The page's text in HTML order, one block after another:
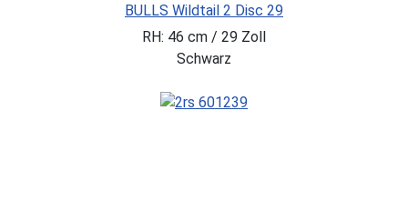
BULLS Wildtail 2 Disc 29
RH: 46 cm / 29 Zoll
Schwarz